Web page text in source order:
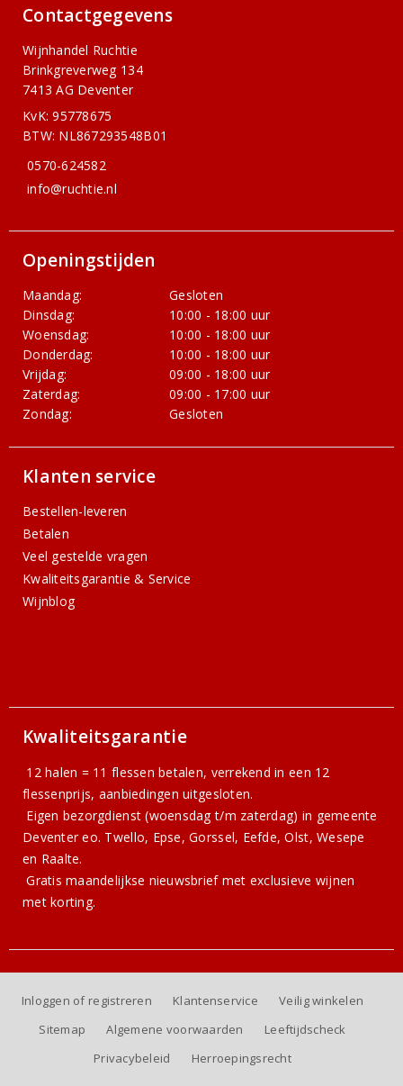
Contactgegevens
Wijnhandel Ruchtie
Brinkgreverweg 134
7413 AG Deventer
KvK: 95778675
BTW: NL867293548B01
0570-624582
info@ruchtie.nl
Openingstijden
Maandag:
Gesloten
Dinsdag:
10:00 - 18:00 uur
Woensdag:
10:00 - 18:00 uur
Donderdag:
10:00 - 18:00 uur
Vrijdag:
09:00 - 18:00 uur
Zaterdag:
09:00 - 17:00 uur
Zondag:
Gesloten
Klanten service
Bestellen-leveren
Betalen
Veel gestelde vragen
Kwaliteitsgarantie & Service
Wijnblog
Kwaliteitsgarantie
12 halen = 11 flessen betalen, verrekend in een 12
flessenprijs, aanbiedingen uitgesloten.
Eigen bezorgdienst (woensdag t/m zaterdag) in gemeente
Deventer eo. Twello, Epse, Gorssel, Eefde, Olst, Wesepe
en Raalte.
Gratismaandelijkse nieuwsbriefmet exclusieve wijnen
met korting.
Inloggen of registreren Klantenservice
Veilig winkelen
Sitemap
Algemene voorwaarden
Leeftijdscheck
Privacybeleid
Herroepingsrecht